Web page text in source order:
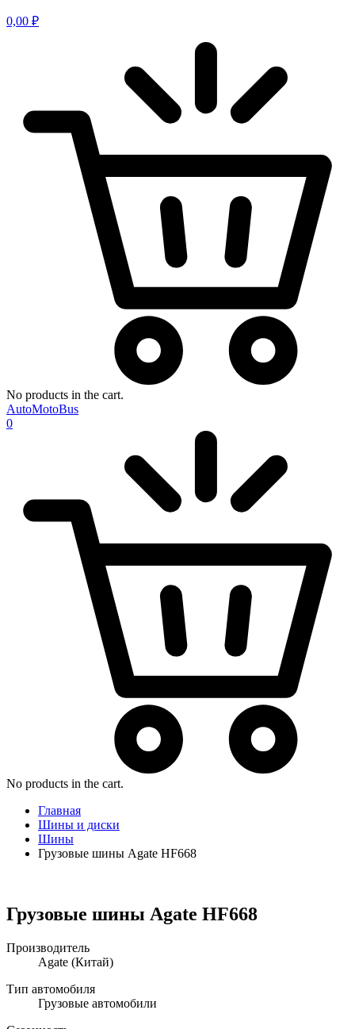
0,00 ₽
No products in the cart.
AutoMotoBus
0
No products in the cart.
Главная
Шины и диски
Шины
Грузовые шины Agate HF668
Грузовые шины Agate HF668
Производитель
Agate (Китай)
Тип автомобиля
Грузовые автомобили